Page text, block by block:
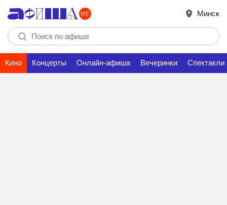
Минск
Кино Концерты Онлайн-афиша Вечеринки Спектакли